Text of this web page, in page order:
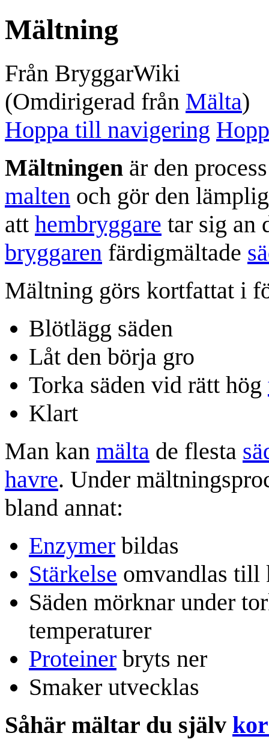
Mältning
Från BryggarWiki
(Omdirigerad från Mälta)
Hoppa till navigering
Mältningen är den
malten och gör den
att hembryggare tar sig an
bryggaren färdigmältade
Mältning görs kortfattat i
Blötlägg säden
Låt den börja gro
Torka säden vid rätt hög
Klart
Man kan mälta de flesta
havre. Under
bland annat:
Enzymer bildas
Stärkelse omvandlas
Säden mörknar under
temperaturer
Proteiner bryts ner
Smaker utvecklas
Såhär mältar du själv